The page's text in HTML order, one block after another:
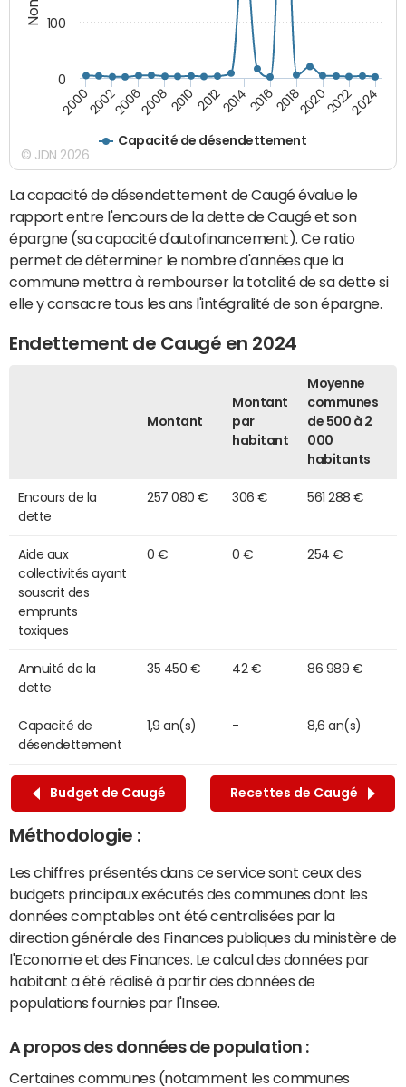
Capacité de désendettement
20002002200620082010 2012201420162018202020222024
0
100
© JDN 2026
La capacité de désendettement de Caugé évalue le
rapport entre l'encours de la dette de Caugé et son
épargne (sa capacité d'autofinancement). Ce ratio
permet de déterminer le nombre d'années que la
commune mettra à rembourser la totalité de sa dette si
elle y consacre tous les ans l'intégralité de son épargne.
Endettement de Caugé en 2024
Montant
Montant
par
habitant
Moyenne
communes
de 500 à 2
000
habitants
Encours de la
dette
257 080 € 306 € 561 288 €
Aide aux
collectivités ayant
souscrit des
emprunts
toxiques
0 € 0 € 254 €
Annuité de la
dette
35 450 € 42 € 86 989 €
Capacité de
désendettement
1,9 an(s) - 8,6 an(s)
Budget de Caugé Recettes de Caugé
Méthodologie :
Les chiffres présentés dans ce service sont ceux des
budgets principaux exécutés des communes dont les
données comptables ont été centralisées par la
direction générale des Finances publiques du ministère de
l'Economie et des Finances. Le calcul des données par
habitant a été réalisé à partir des données de
populations fournies par l'Insee.
A propos des données de population :
Certaines communes (notamment les communes